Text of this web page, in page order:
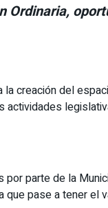
creación del
parte de la
pase a tener el